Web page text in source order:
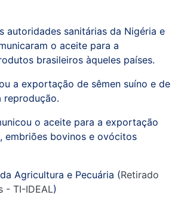
autoridades sanitárias da Nigéria e
o aceite para a
brasileiros àqueles países.
a exportação de sêmen suíno e de
reprodução.
o aceite para a exportação
embriões bovinos e ovócitos
Agricultura e Pecuária (Retirado
- TI-IDEAL)